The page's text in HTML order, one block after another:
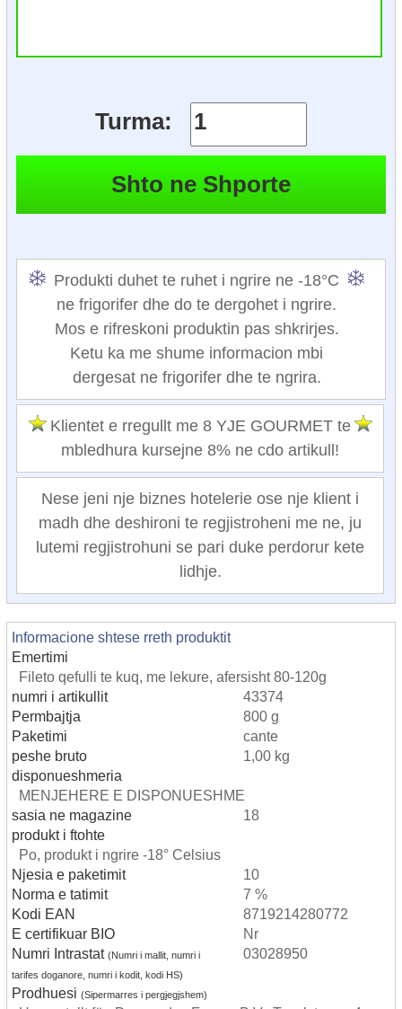
Turma:
Produkti duhet te ruhet i ngrire ne -18°C
ne frigorifer dhe do te dergohet i ngrire.
Mos e rifreskoni produktin pas shkrirjes.
Ketu ka me shume informacion mbi
dergesat ne frigorifer dhe te ngrira.
Klientet e rregullt me 8 YJE GOURMET te
mbledhura kursejne 8% ne cdo artikull!
Nese jeni nje biznes hotelerie ose nje klient i
madh dhe deshironi te regjistroheni me ne, ju
lutemi regjistrohuni se pari duke perdorur kete
lidhje.
Informacione shtese rreth produktit
Emertimi
Fileto qefulli te kuq, me lekure, afersisht 80-120g
numri i artikullit
43374
Permbajtja
800 g
Paketimi
cante
peshe bruto
1,00 kg
disponueshmeria
MENJEHERE E DISPONUESHME
sasia ne magazine
18
produkt i ftohte
Po, produkt i ngrire -18° Celsius
Njesia e paketimit
10
Norma e tatimit
7 %
Kodi EAN
8719214280772
E certifikuar BIO
Nr
Numri Intrastat (Numri i mallit, numri i
tarifes doganore, numri i kodit, kodi HS)
03028950
Prodhuesi (Sipermarres i pergjegjshem)